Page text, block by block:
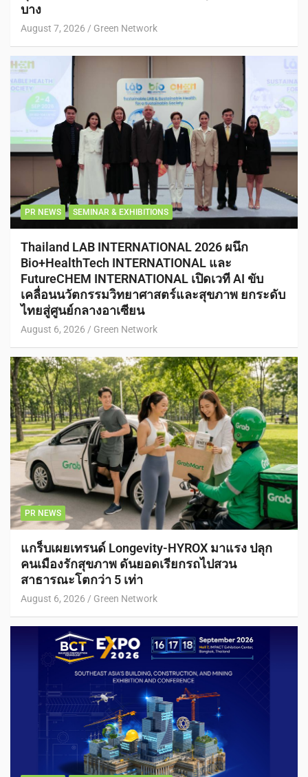
บาง
August 7, 2026 Green Network
PR NEWS SEMINAR & EXHIBITIONS
Thailand LAB INTERNATIONAL 2026 ผนึก
Bio+HealthTech INTERNATIONAL และ
FutureCHEM INTERNATIONAL เปิดเวที AI ขับ
เคลื่อนนวัตกรรมวิทยาศาสตร์และสุขภาพ ยกระดับ
ไทยสู่ศูนย์กลางอาเซียน
August 6, 2026 Green Network
PR NEWS
แกร็บเผยเทรนด์ Longevity-HYROX มาแรง ปลุก
คนเมืองรักสุขภาพ ดันยอดเรียกรถไปสวน
สาธารณะโตกว่า 5 เท่า
August 6, 2026 Green Network